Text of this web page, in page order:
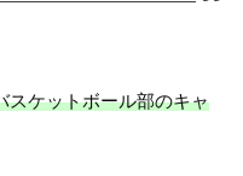
スケットボール部のキャ